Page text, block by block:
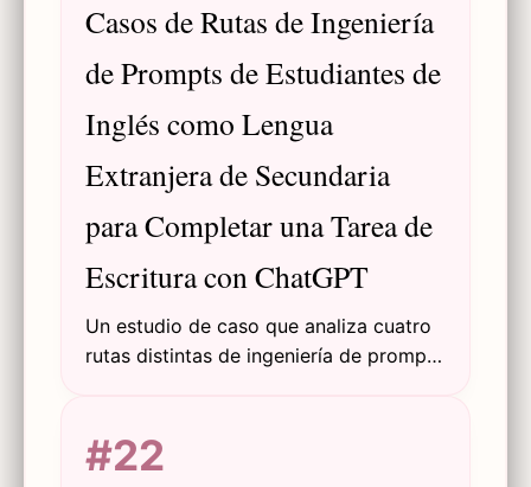
Casos de Rutas de Ingeniería
de Prompts de Estudiantes de
Inglés como Lengua
Extranjera de Secundaria
para Completar una Tarea de
Escritura con ChatGPT
Un estudio de caso que analiza cuatro
rutas distintas de ingeniería de prompts
escritura, destacando procesos de
prueba y error e implicaciones
#22